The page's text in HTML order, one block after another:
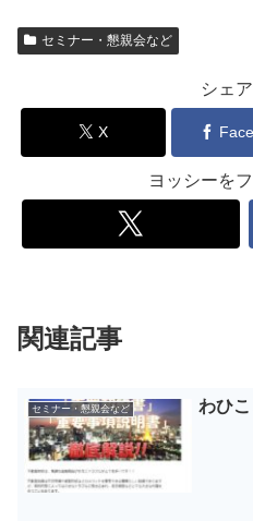
セミナー・懇親会など
シェ
X
ヨッシーを
関連記事
セミナー・懇親会など わひ